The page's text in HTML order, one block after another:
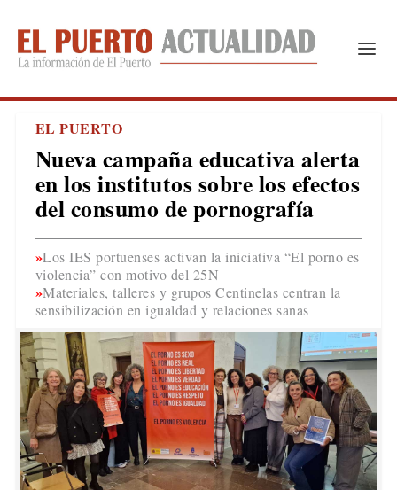
EL PUERTO
Nueva campaña educativa alerta
en los institutos sobre los efectos
del consumo de pornografía
Los IES portuenses activan la iniciativa “El porno es
violencia” con motivo del 25N
Materiales, talleres y grupos Centinelas centran la
sensibilización en igualdad y relaciones sanas